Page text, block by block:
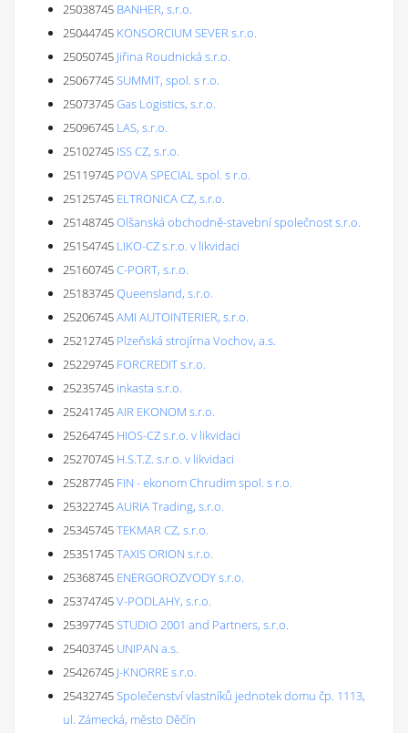
25038745 BANHER, s.r.o.
25044745 KONSORCIUM SEVER s.r.o.
25050745 Jiřina Roudnická s.r.o.
25067745SUMMIT, spol. s r.o.
25073745Gas Logistics, s.r.o.
25096745 LAS, s.r.o.
25102745 ISS CZ, s.r.o.
25119745 POVA SPECIAL spol. s r.o.
25125745 ELTRONICA CZ, s.r.o.
25148745Olšanská obchodně-stavební společnost s.r.o.
25154745 LIKO-CZ s.r.o. v likvidaci
25160745C-PORT, s.r.o.
25183745Queensland, s.r.o.
25206745AMI AUTOINTERIER, s.r.o.
25212745 Plzeňská strojírna Vochov, a.s.
25229745 FORCREDIT s.r.o.
25235745 inkasta s.r.o.
25241745AIR EKONOM s.r.o.
25264745 HIOS-CZ s.r.o. v likvidaci
25270745 H.S.T.Z. s.r.o. v likvidaci
25287745 FIN - ekonom Chrudim spol. s r.o.
25322745AURIA Trading, s.r.o.
25345745TEKMAR CZ, s.r.o.
25351745TAXIS ORION s.r.o.
25368745 ENERGOROZVODY s.r.o.
25374745V-PODLAHY, s.r.o.
25397745STUDIO 2001 and Partners, s.r.o.
25403745 UNIPAN a.s.
25426745 J-KNORRE s.r.o.
25432745Společenství vlastníků jednotek domu čp. 1113,
ul. Zámecká, město Děčín